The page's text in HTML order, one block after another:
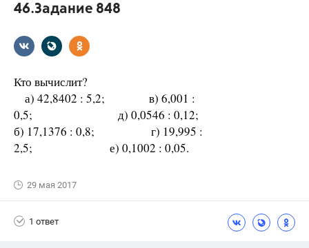
46.Задание 848
Кто вычислит?
а) 42,8402 : 5,2; в) 6,001 :
0,5; д) 0,0546 : 0,12;
б) 17,1376 : 0,8; г) 19,995 :
2,5; е) 0,1002 : 0,05.
29 мая 2017
1 ответ